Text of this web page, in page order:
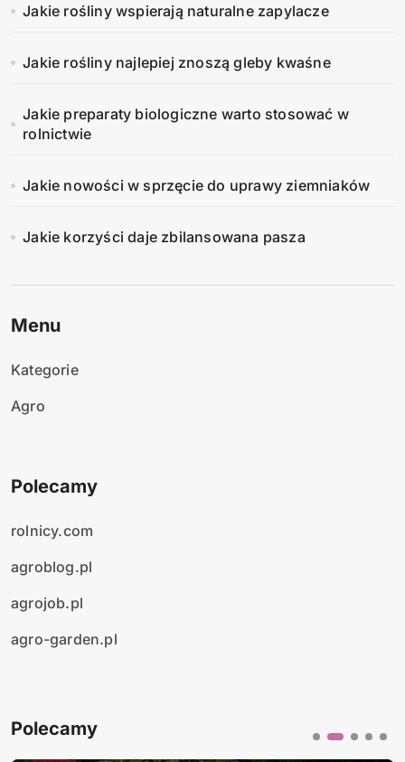
Jakie rośliny wspierają naturalne zapylacze
Jakie rośliny najlepiej znoszą gleby kwaśne
Jakie preparaty biologiczne warto stosować w
rolnictwie
Jakie nowości w sprzęcie do uprawy ziemniaków
Jakie korzyści daje zbilansowana pasza
Menu
Kategorie
Agro
Polecamy
rolnicy.com
agroblog.pl
agrojob.pl
agro-garden.pl
Polecamy